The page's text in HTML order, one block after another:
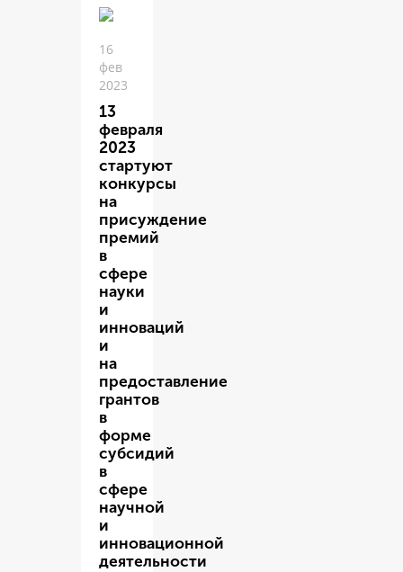
16
фев
2023
13
февраля
2023
стартуют
конкурсы
на
присуждение
премий
в
сфере
науки
и
инноваций
и
на
предоставление
грантов
в
форме
субсидий
в
сфере
научной
и
инновационной
деятельности